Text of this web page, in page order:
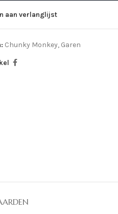
aan verlanglijst
Chunky Monkey, Garen